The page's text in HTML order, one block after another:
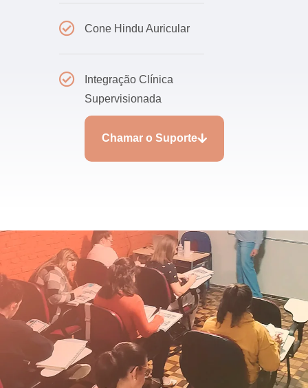
Cone Hindu Auricular
Integração Clínica
Supervisionada
Chamar o Suporte